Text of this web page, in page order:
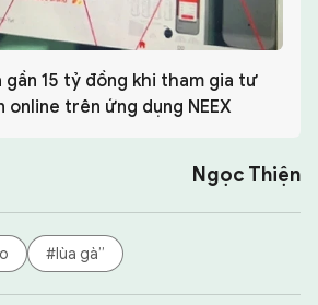
gần 15 tỷ đồng khi tham gia tư
online trên ứng dụng NEEX
Ngọc Thiện
#lùa gà”